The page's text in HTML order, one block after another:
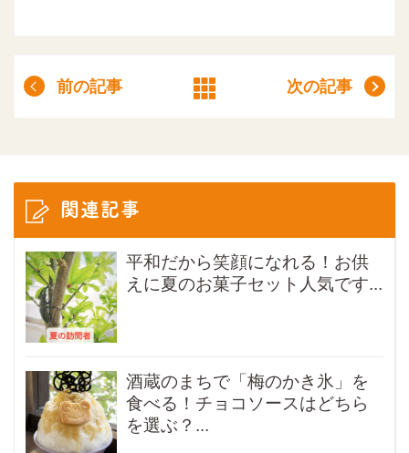
前の記事 次の記事
関連記事
平和だから笑顔になれる！お供
えに夏のお菓子セット人気です...
酒蔵のまちで「梅のかき氷」を
食べる！チョコソースはどちら
を選ぶ？...